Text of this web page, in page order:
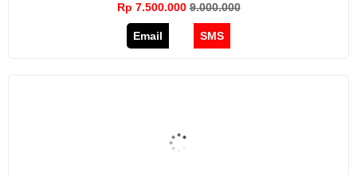
Rp 7.500.0009.000.000
Email SMS